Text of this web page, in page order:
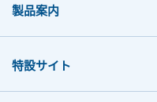
製品案内
特設サイト